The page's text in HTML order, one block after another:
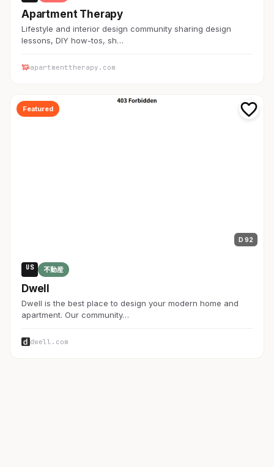
Apartment Therapy
Lifestyle and interior design community sharing design
lessons, DIY how-tos, sh…
apartmenttherapy.com
Featured
D 92
US 不動産
Dwell
Dwell is the best place to design your modern home and
apartment. Our community…
dwell.com